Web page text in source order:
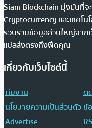
Siam Blockchain มุ่งมั่นที่จ
Cryptocurrency และเทคโน
รวบรวมข้อมูลส่วนใหญ่จากเ
แปลส่งตรงถึงฟีดคุณ
เกี่ยวกับเว็บไซต์นี้
ทีมงาน
ติ
นโยบายความเป็นส่วนตัวข้
Advertise